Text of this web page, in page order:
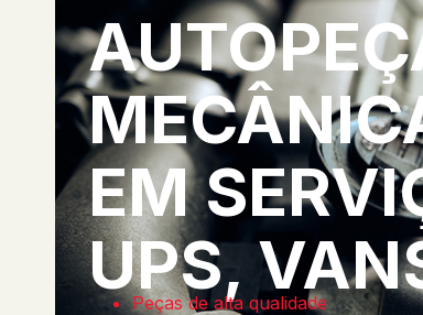
EM
UPS,
Peças de alta qualidade